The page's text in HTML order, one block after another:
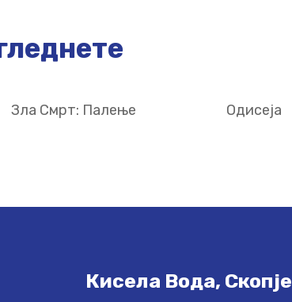
Зла Смрт: Палење Одисеја
Кисела Вода, Скопје